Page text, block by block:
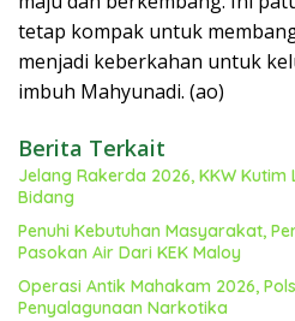
tetap kompak untuk
menjadi keberkahan untuk
imbuh Mahyunadi. (ao)
Berita Terkait
Jelang Rakerda 2026, KKW
Bidang
Penuhi Kebutuhan Masyarakat,
Pasokan Air Dari KEK Maloy
Operasi Antik Mahakam 2026,
Penyalagunaan Narkotika